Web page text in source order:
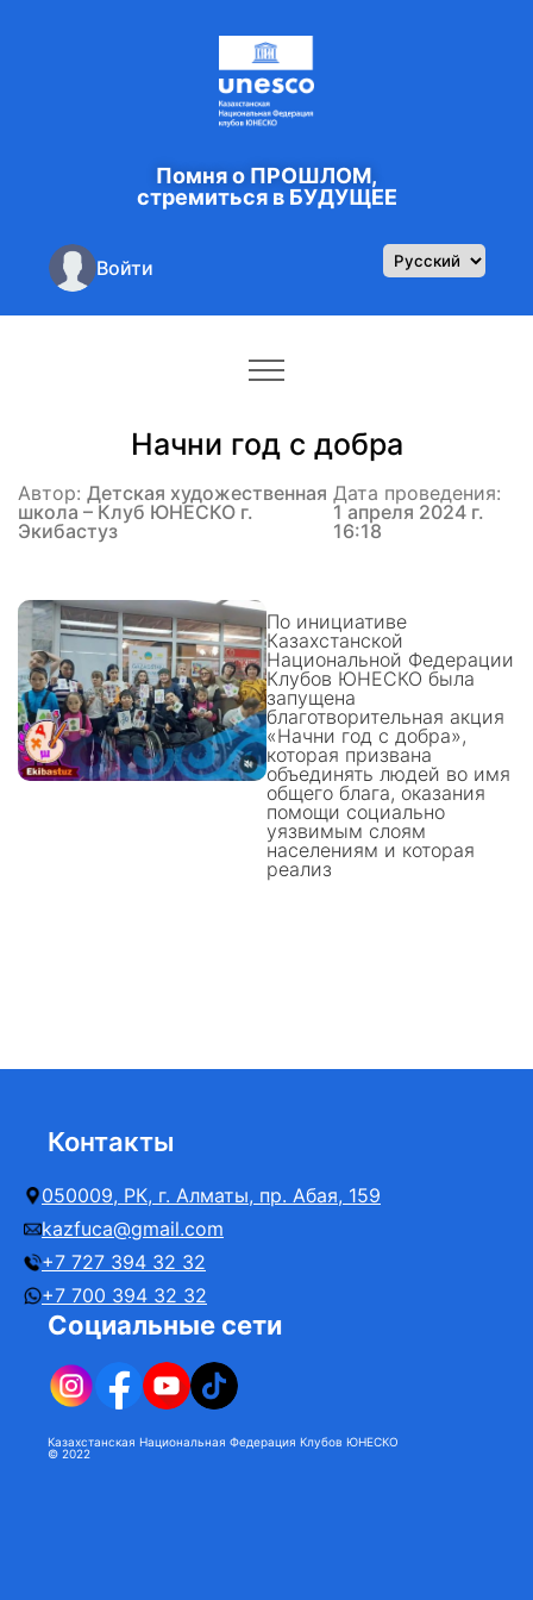
Помня о ПРОШЛОМ,
стремиться в БУДУЩЕЕ
Войти
Начни год с добра
Автор: Детская художественная
школа – Клуб ЮНЕСКО г.
Экибастуз
Дата проведения:
1 апреля 2024 г.
16:18
По инициативе
Казахстанской
Национальной Федерации
Клубов ЮНЕСКО была
запущена
благотворительная акция
«Начни год с добра»,
которая призвана
объединять людей во имя
общего блага, оказания
помощи социально
уязвимым слоям
населениям и которая
реализ
Контакты
050009, РК, г. Алматы, пр. Абая, 159
kazfuca@gmail.com
+7 727 394 32 32
+7 700 394 32 32
Социальные сети
Казахстанская Национальная Федерация Клубов ЮНЕСКО
© 2022